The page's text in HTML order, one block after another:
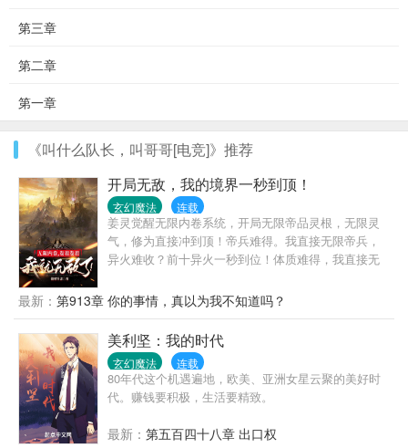
第三章
第二章
第一章
《叫什么队长，叫哥哥[电竞]》推荐
开局无敌，我的境界一秒到顶！
玄幻魔法 连载
姜灵觉醒无限内卷系统，开局无限帝品灵根，无限灵
气，修为直接冲到顶！帝兵难得。我直接无限帝兵，
异火难收？前十异火一秒到位！体质难得，我直接无
最新： 第913章 你的事情，真以为我不知道吗？
美利坚：我的时代
玄幻魔法 连载
80年代这个机遇遍地，欧美、亚洲女星云聚的美好时
代。赚钱要积极，生活要精致。
最新： 第五百四十八章 出口权